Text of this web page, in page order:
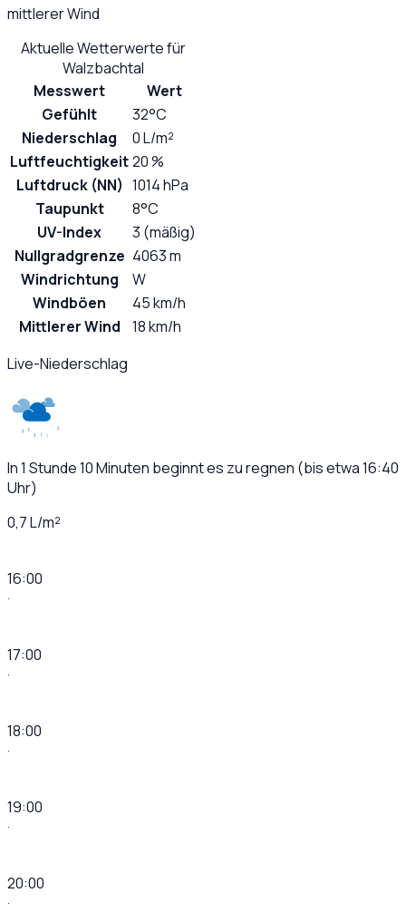
mittlerer Wind
Aktuelle Wetterwerte für
Walzbachtal
Messwert
Wert
Gefühlt
32°C
Niederschlag
0 L/m²
Luftfeuchtigkeit20 %
Luftdruck (NN) 1014 hPa
Taupunkt
8°C
UV-Index
3 (mäßig)
Nullgradgrenze 4063 m
Windrichtung
W
Windböen
45 km/h
Mittlerer Wind
18 km/h
Live-Niederschlag
In 1 Stunde 10 Minuten beginnt es zu regnen (bis etwa 16:40
Uhr)
0,7 L/m²
16:00
·
17:00
·
18:00
·
19:00
·
20:00
·